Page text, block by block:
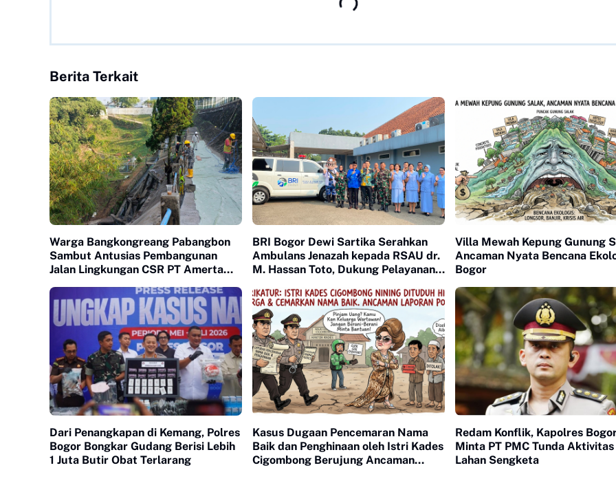
Berita Terkait
Warga Bangkongreang Pabangbon
Sambut Antusias Pembangunan
Jalan Lingkungan CSR PT Amerta
BRI Bogor Dewi Sartika Serahkan
Ambulans Jenazah kepada RSAU dr.
M. Hassan Toto, Dukung Pelayanan
Villa Mewah Kepung Gunung
Ancaman Nyata Bencana
Bogor
Dari Penangkapan di Kemang, Polres
Bogor Bongkar Gudang Berisi Lebih
1 Juta Butir Obat Terlarang
Kasus Dugaan Pencemaran Nama
Baik dan Penghinaan oleh Istri Kades
Cigombong Berujung Ancaman
Redam Konflik, Kapolres
Minta PT PMC Tunda
Lahan Sengketa